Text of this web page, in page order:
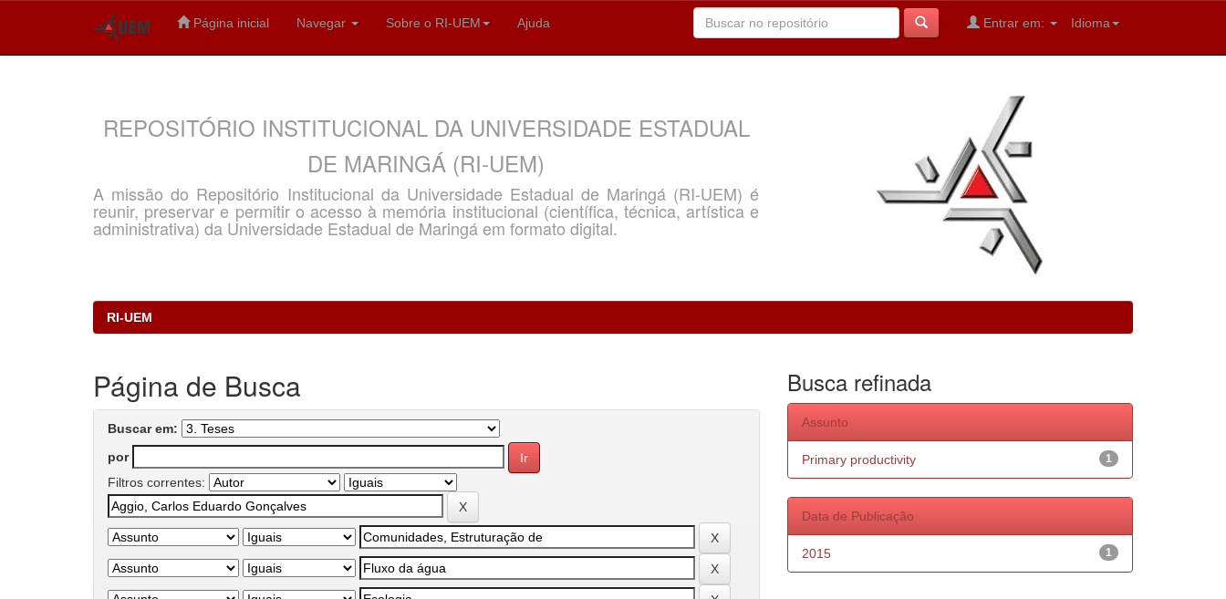
Página inicial Navegar Sobre o RI-UEM Ajuda Idioma
Entrar em:
REPOSITÓRIO INSTITUCIONAL DA UNIVERSIDADE ESTADUAL
DE MARINGÁ (RI-UEM)
A missão do Repositório Institucional da Universidade Estadual de Maringá (RI-UEM) é
reunir, preservar e permitir o acesso à memória institucional (científica, técnica, artística e
administrativa) da Universidade Estadual de Maringá em formato digital.
RI-UEM
Página de Busca
Buscar em:
por
Filtros correntes:
Busca refinada
Assunto
1
Primary productivity
Data de Publicação
1
2015